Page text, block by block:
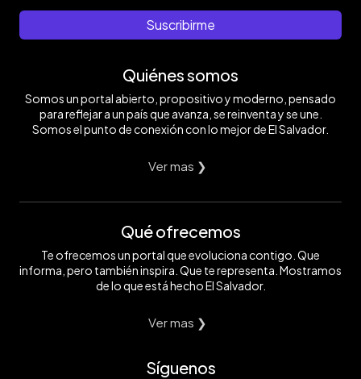
Suscribirme
Quiénes somos
Somos un portal abierto, propositivo y moderno, pensado
para reflejar a un país que avanza, se reinventa y se une.
Somos el punto de conexión con lo mejor de El Salvador.
Ver mas ❯
Qué ofrecemos
Te ofrecemos un portal que evoluciona contigo. Que
informa, pero también inspira. Que te representa. Mostramos
de lo que está hecho El Salvador.
Ver mas ❯
Síguenos